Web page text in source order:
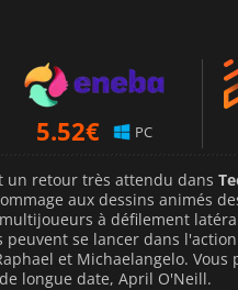
5.52€ PC
un retour très attendu dans
aux dessins animés
à défilement
se lancer dans
et Michaelangelo. Vous
longue date, April O'Neill.